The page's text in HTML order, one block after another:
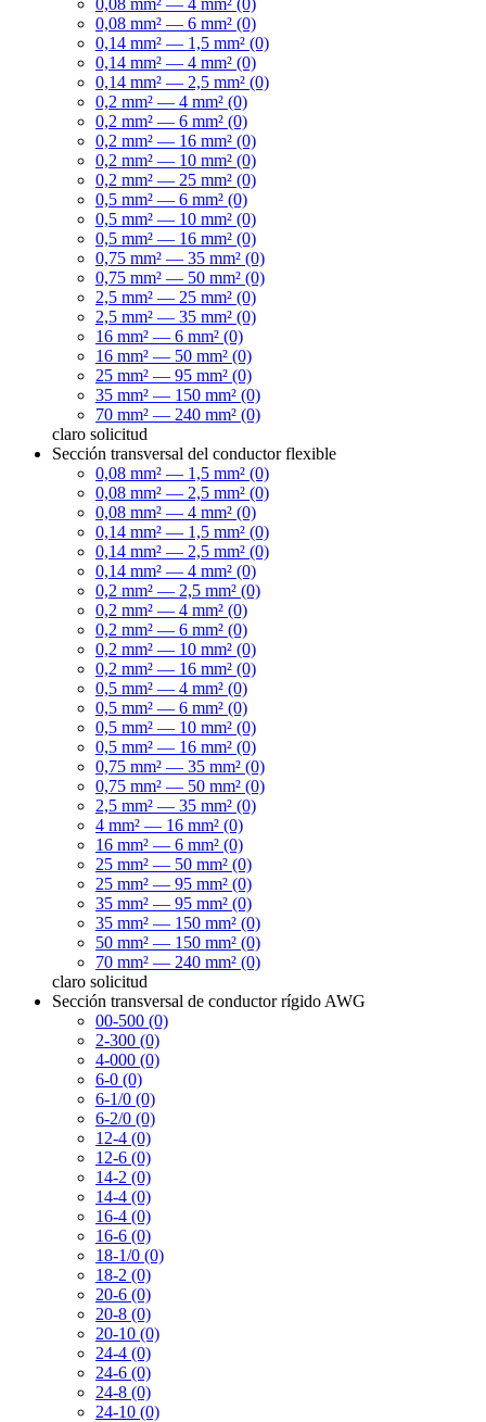
0,08 mm² — 6 mm² (0)
0,14 mm² — 1,5 mm² (0)
0,14 mm² — 4 mm² (0)
0,14 mm² — 2,5 mm² (0)
0,2 mm² — 4 mm² (0)
0,2 mm² — 6 mm² (0)
0,2 mm² — 16 mm² (0)
0,2 mm² — 10 mm² (0)
0,2 mm² — 25 mm² (0)
0,5 mm² — 6 mm² (0)
0,5 mm² — 10 mm² (0)
0,5 mm² — 16 mm² (0)
0,75 mm² — 35 mm² (0)
0,75 mm² — 50 mm² (0)
2,5 mm² — 25 mm² (0)
2,5 mm² — 35 mm² (0)
16 mm² — 6 mm² (0)
16 mm² — 50 mm² (0)
25 mm² — 95 mm² (0)
35 mm² — 150 mm² (0)
70 mm² — 240 mm² (0)
claro solicitud
Sección transversal del conductor flexible
0,08 mm² — 1,5 mm² (0)
0,08 mm² — 2,5 mm² (0)
0,08 mm² — 4 mm² (0)
0,14 mm² — 1,5 mm² (0)
0,14 mm² — 2,5 mm² (0)
0,14 mm² — 4 mm² (0)
0,2 mm² — 2,5 mm² (0)
0,2 mm² — 4 mm² (0)
0,2 mm² — 6 mm² (0)
0,2 mm² — 10 mm² (0)
0,2 mm² — 16 mm² (0)
0,5 mm² — 4 mm² (0)
0,5 mm² — 6 mm² (0)
0,5 mm² — 10 mm² (0)
0,5 mm² — 16 mm² (0)
0,75 mm² — 35 mm² (0)
0,75 mm² — 50 mm² (0)
2,5 mm² — 35 mm² (0)
4 mm² — 16 mm² (0)
16 mm² — 6 mm² (0)
25 mm² — 50 mm² (0)
25 mm² — 95 mm² (0)
35 mm² — 95 mm² (0)
35 mm² — 150 mm² (0)
50 mm² — 150 mm² (0)
70 mm² — 240 mm² (0)
claro solicitud
Sección transversal de conductor rígido AWG
00-500 (0)
2-300 (0)
4-000 (0)
6-0 (0)
6-1/0 (0)
6-2/0 (0)
12-4 (0)
12-6 (0)
14-2 (0)
14-4 (0)
16-4 (0)
16-6 (0)
18-1/0 (0)
18-2 (0)
20-6 (0)
20-8 (0)
20-10 (0)
24-4 (0)
24-6 (0)
24-8 (0)
24-10 (0)